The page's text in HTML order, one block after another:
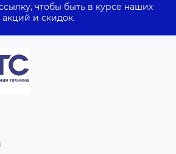
чтобы быть в курсе наших
и скидок.